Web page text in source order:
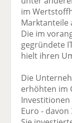
im
Marktanteile
Die im
gegründete
hielt ihren
Die
erhöhten im
Investitionen
Euro -